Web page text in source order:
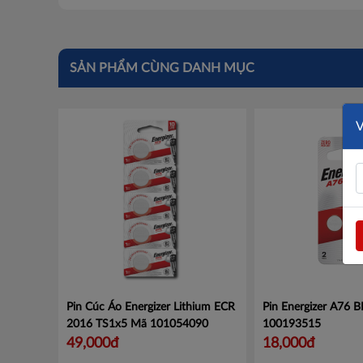
SẢN PHẨM CÙNG DANH MỤC
Pin Cúc Áo Energizer Lithium ECR
2016 TS1x5 Mã 101054090
49,000đ
Pin Energizer A76
100193515
18,000đ